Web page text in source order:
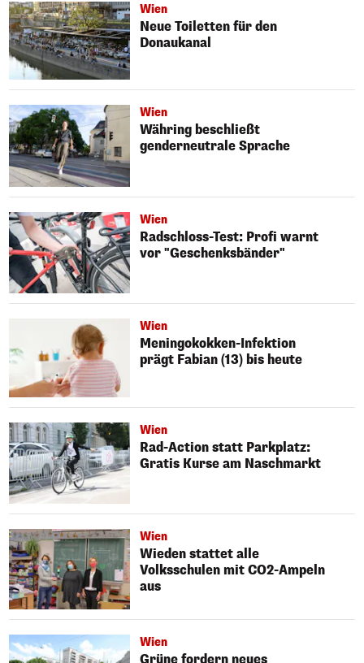
Wien
Neue Toiletten für den
Donaukanal
Wien
Währing beschließt
genderneutrale Sprache
Wien
Radschloss-Test: Profi warnt
vor "Geschenksbänder"
Wien
Meningokokken-Infektion
prägt Fabian (13) bis heute
Wien
Rad-Action statt Parkplatz:
Gratis Kurse am Naschmarkt
Wien
Wieden stattet alle
Volksschulen mit CO2-Ampeln
aus
Wien